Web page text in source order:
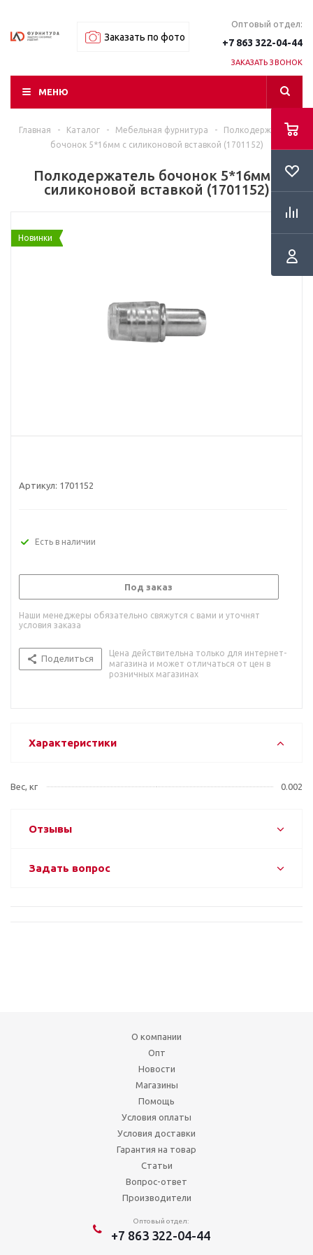
Заказать по фото
Оптовый отдел:
+7 863 322-04-44
ЗАКАЗАТЬ ЗВОНОК
МЕНЮ
Главная - Каталог - Мебельная фурнитура -
Полкодержатель
бочонок 5*16мм с силиконовой вставкой (1701152)
Полкодержатель бочонок 5*16мм с
силиконовой вставкой (1701152)
Новинки
Артикул: 1701152
Есть в наличии
Под заказ
Наши менеджеры обязательно свяжутся с вами и уточнят
условия заказа
Поделиться
Цена действительна только для интернет-
магазина и может отличаться от цен в
розничных магазинах
Характеристики
Вес, кг 0.002
Отзывы
Задать вопрос
О компании
Опт
Новости
Магазины
Помощь
Условия оплаты
Условия доставки
Гарантия на товар
Статьи
Вопрос-ответ
Производители
Оптовый отдел:
+7 863 322-04-44